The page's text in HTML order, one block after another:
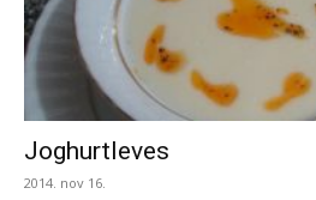
Joghurtleves
2014. nov 16.